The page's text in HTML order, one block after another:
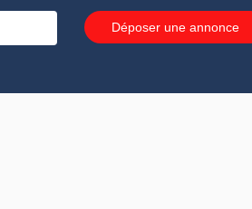
Déposer une annonce